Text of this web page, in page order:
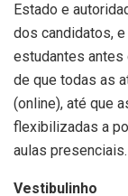
Estado e
dos candidatos,
estudantes antes
de que todas as
(online), até que
flexibilizadas a
aulas presenciais.
Vestibulinho